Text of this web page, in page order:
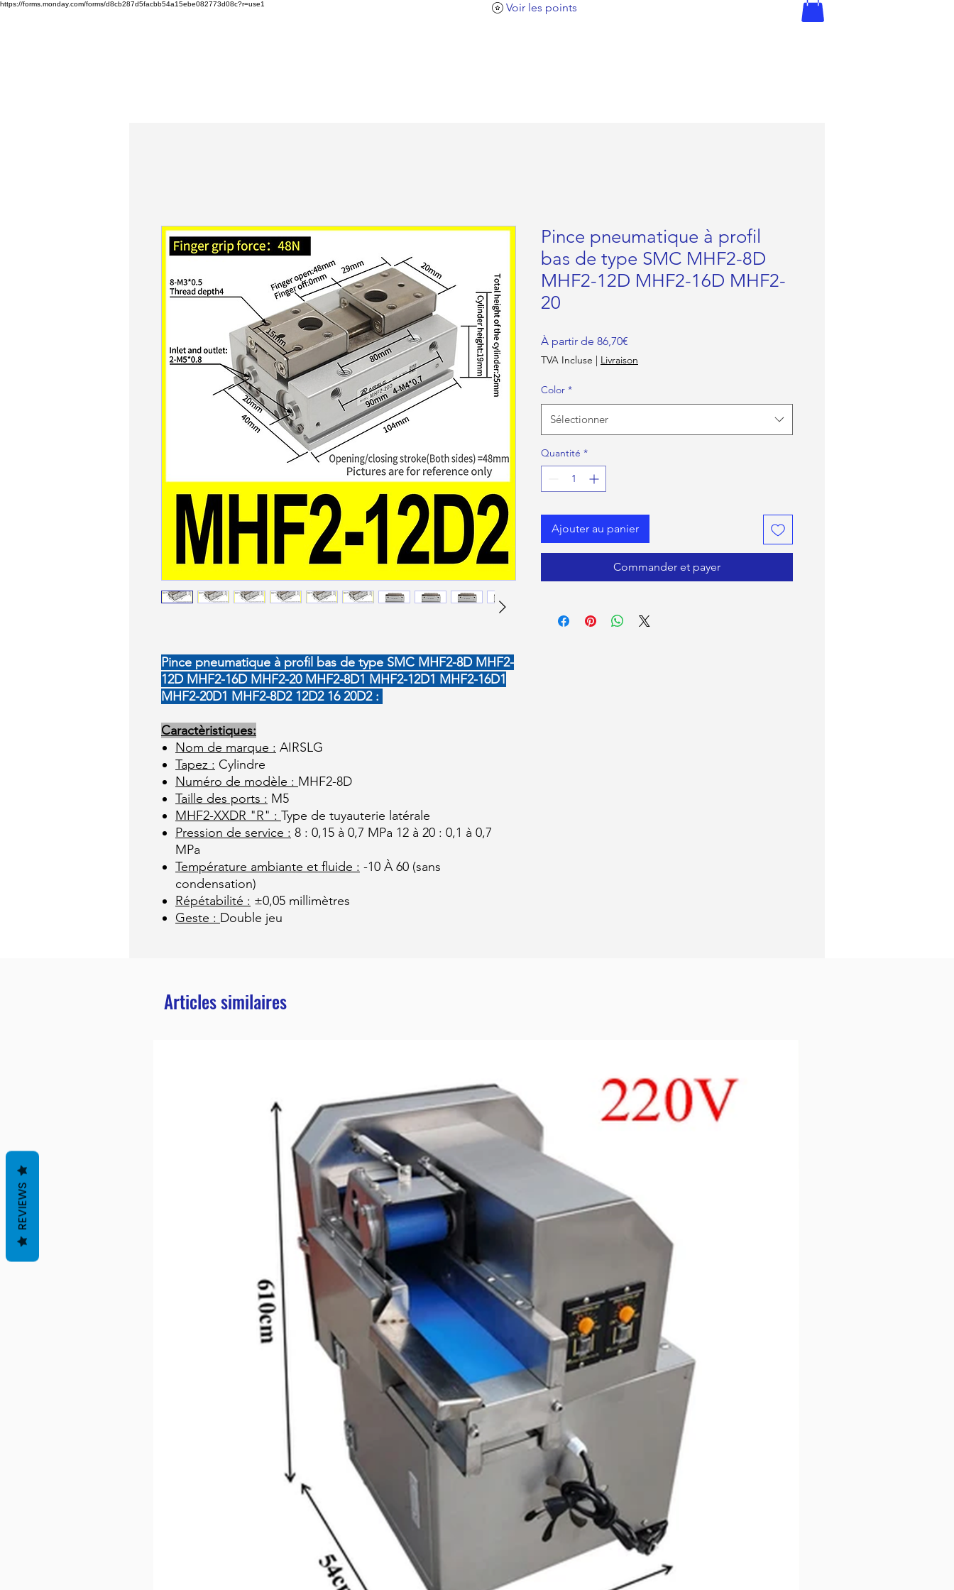
https://forms.monday.com/forms/d8cb287d5facbb54a15ebe082773d08c?r=use1 Voir les points
Pince pneumatique à profil bas de type SMC MHF2-8D MHF2-
12D MHF2-16D MHF2-20 MHF2-8D1 MHF2-12D1 MHF2-16D1
MHF2-20D1 MHF2-8D2 12D2 16 20D2 :
Caractèristiques:
Nom de marque : AIRSLG
Tapez : Cylindre
Numéro de modèle : MHF2-8D
Taille des ports : M5
MHF2-XXDR "R" : Type de tuyauterie latérale
Pression de service : 8 : 0,15 à 0,7 MPa 12 à 20 : 0,1 à 0,7
MPa
Température ambiante et fluide : -10 À 60 (sans
condensation)
Répétabilité : ±0,05 millimètres
Geste : Double jeu
Pince pneumatique à profil
bas de type SMC MHF2-8D
MHF2-12D MHF2-16D MHF2-
20
À partir de 86,70€
TVA Incluse | Livraison
Color *
Sélectionner
Quantité *
Ajouter au panier
Commander et payer
Articles similaires
REVIEWS